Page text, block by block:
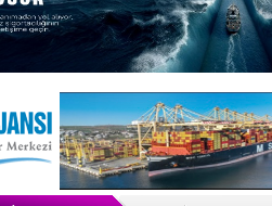
Rusya,
Enejota